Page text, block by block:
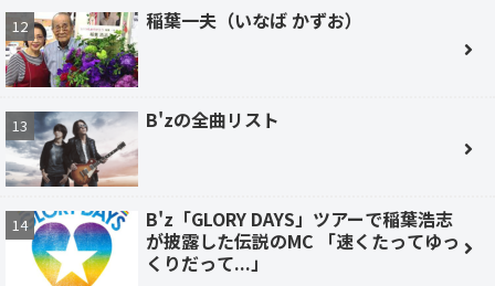
稲葉一夫（いなば かずお）
B'zの全曲リスト
B'z「GLORY DAYS」ツアーで稲葉浩志
が披露した伝説のMC 「速くたってゆっ
くりだって...」